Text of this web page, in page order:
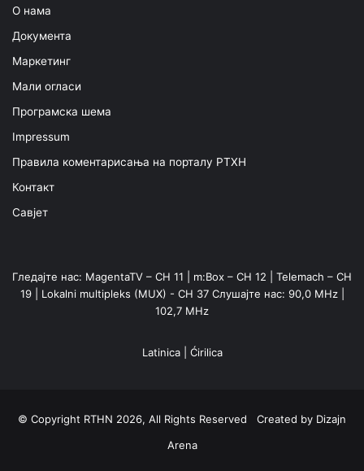
О нама
Документа
Маркетинг
Мали огласи
Програмска шема
Impressum
Правила коментарисања на порталу РТХН
Контакт
Савјет
Гледајте нас: MagentaTV – CH 11 | m:Box – CH 12 | Telemach – CH
19 | Lokalni multipleks (MUX) - CH 37 Слушајте нас: 90,0 MHz |
102,7 MHz
Latinica| Ćirilica
© Copyright RTHN 2026, All Rights Reserved Created by Dizajn
Arena